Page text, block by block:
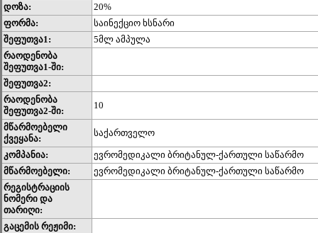
დოზა:
20%
ფორმა:
საინექციო ხსნარი
შეფუთვა1:
5მლ ამპულა
რაოდენობა
შეფუთვა1-ში:
შეფუთვა2:
რაოდენობა
შეფუთვა2-ში:
10
მწარმოებელი
ქვეყანა:
საქართველო
კომპანია:
ევრომედიკალი ბრიტანულ-ქართული საწარმო
მწარმოებელი:
ევრომედიკალი ბრიტანულ-ქართული საწარმო
რეგისტრაციის
ნომერი და
თარიღი:
გაცემის რეჟიმი: